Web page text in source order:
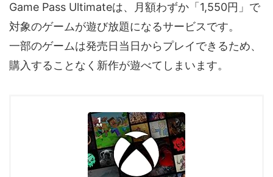
Game Pass Ultimateは、月額わずか「1,550円」で
対象のゲームが遊び放題になるサービスです。
一部のゲームは発売日当日からプレイできるため、
購入することなく新作が遊べてしまいます。